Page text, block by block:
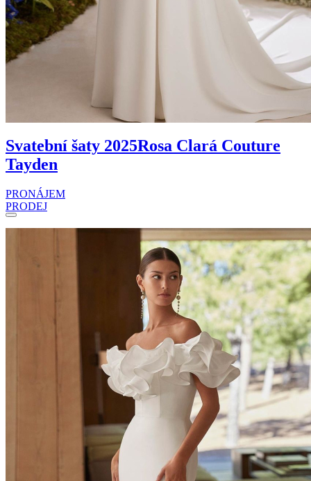
Svatební šaty 2025Rosa Clará Couture
Tayden
PRONÁJEM
PRODEJ